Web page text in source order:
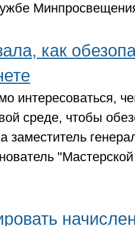
как
интересоваться,
среде, чтобы
заместитель